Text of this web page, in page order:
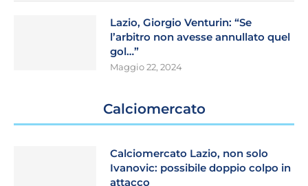
Lazio, Giorgio Venturin: “Se
l’arbitro non avesse annullato quel
gol…”
Maggio 22, 2024
Calciomercato
Calciomercato Lazio, non solo
Ivanovic: possibile doppio colpo in
attacco